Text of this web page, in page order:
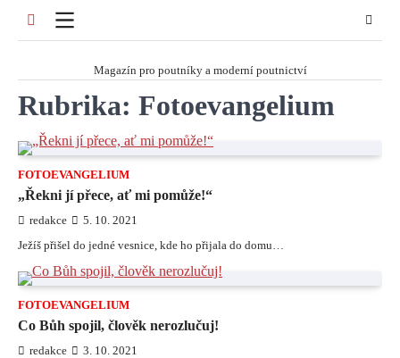
Magazín pro poutníky a moderní poutnictví
Rubrika: Fotoevangelium
FOTOEVANGELIUM
„Řekni jí přece, ať mi pomůže!“
redakce 5. 10. 2021
Ježíš přišel do jedné vesnice, kde ho přijala do domu…
FOTOEVANGELIUM
Co Bůh spojil, člověk nerozlučuj!
redakce 3. 10. 2021